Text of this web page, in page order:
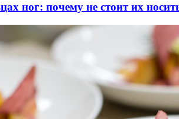
ног: почему не стоит их